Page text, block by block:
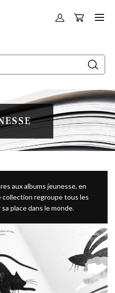
Allez
Panier
aux albums jeunesse, en
regroupe tous les
place dans le monde.